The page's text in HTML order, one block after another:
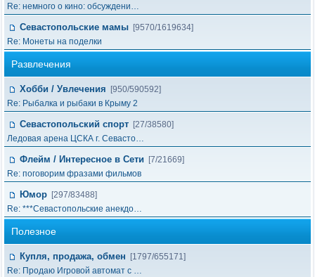
Re: немного о кино: обсуждени…
Севастопольские мамы [9570/1619634]
Re: Монеты на поделки
Развлечения
Хобби / Увлечения
[950/590592]
Re: Рыбалка и рыбаки в Крыму 2
Севастопольский спорт [27/38580]
Ледовая арена ЦСКА г. Севасто…
Флейм / Интересное в Cети
[7/21669]
Re: поговорим фразами фильмов
Юмор [297/83488]
Re: ***Севастопольские анекдо…
Полезное
Купля, продажа, обмен
[1797/655171]
Re: Продаю Игровой автомат с …